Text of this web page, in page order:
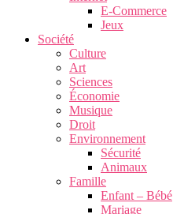
E-Commerce
Jeux
Société
Culture
Art
Sciences
Économie
Musique
Droit
Environnement
Sécurité
Animaux
Famille
Enfant – Bébé
Mariage